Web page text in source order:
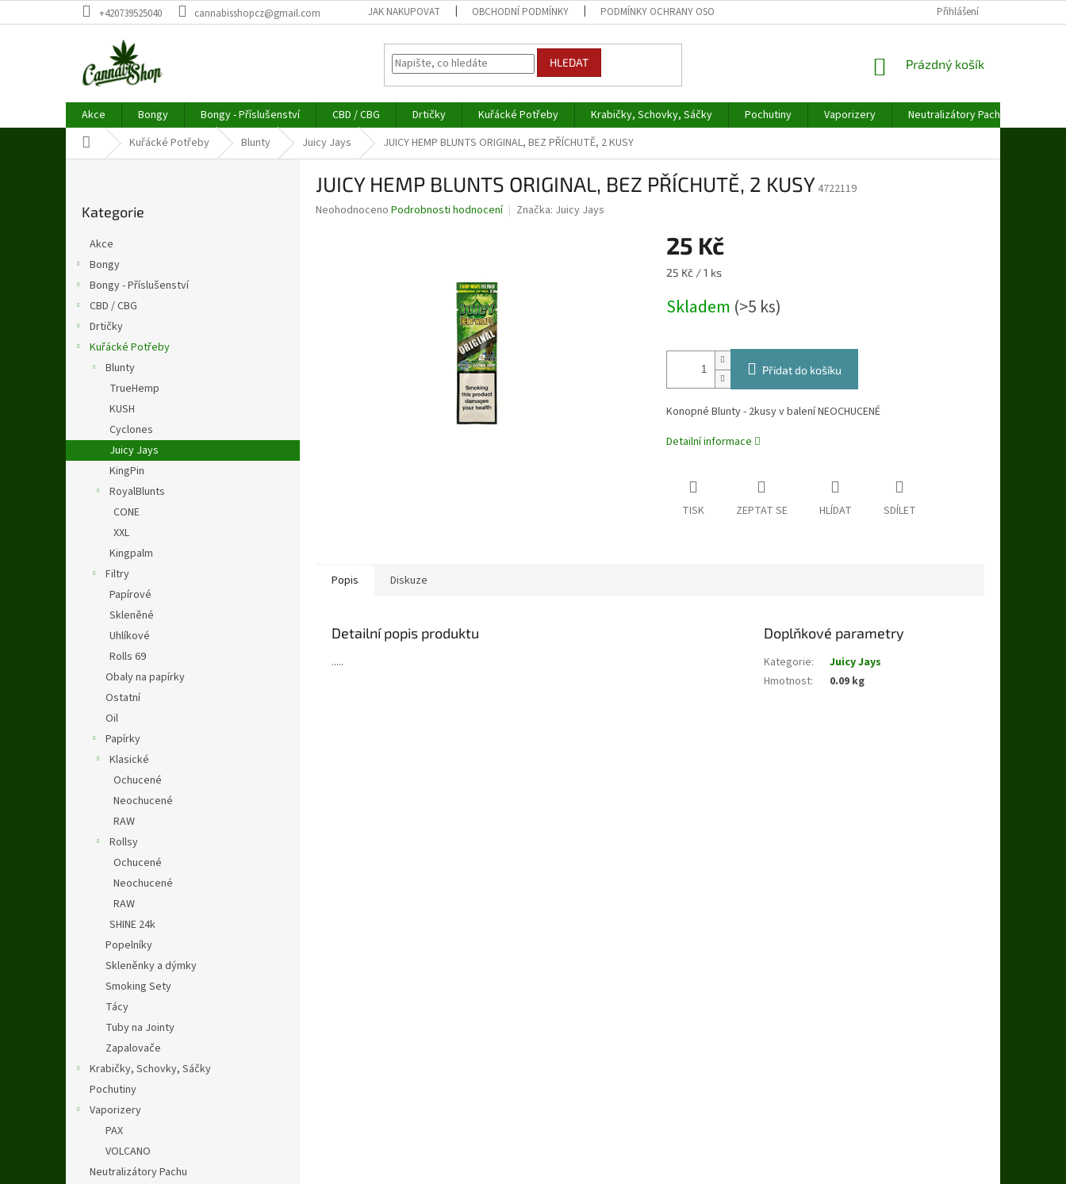
na
+420739525040 cannabisshopcz@gmail.com JAK NAKUPOVAT OBCHODNÍ PODMÍNKY PODMÍNKY OCHRANY OSOBNÍCH ÚDAJŮ Přihlášení
HLEDAT
NÁKUPNÍ
Prázdný košík
Akce Bongy Bongy - Příslušenství CBD / CBG Drtičky Kuřácké Potřeby Krabičky, Schovky, Sáčky Pochutiny Vaporizery Neutralizátory Pachu
Domů Kuřácké Potřeby Blunty Juicy Jays JUICY HEMP BLUNTS ORIGINAL, BEZ PŘÍCHUTĚ, 2 KUSY
kategorie
Kategorie
Akce
Bongy
Bongy - Příslušenství
CBD / CBG
Drtičky
Kuřácké Potřeby
Blunty
TrueHemp
KUSH
Cyclones
Juicy Jays
KingPin
RoyalBlunts
CONE
XXL
Kingpalm
Filtry
Papírové
Skleněné
Uhlíkové
Rolls 69
Obaly na papírky
Ostatní
Oil
Papírky
Klasické
Ochucené
Neochucené
RAW
Rollsy
Ochucené
Neochucené
RAW
SHINE 24k
Popelníky
Skleněnky a dýmky
Smoking Sety
Tácy
Tuby na Jointy
Zapalovače
Krabičky, Schovky, Sáčky
Pochutiny
Vaporizery
PAX
VOLCANO
Neutralizátory Pachu
JUICY HEMP BLUNTS ORIGINAL, BEZ PŘÍCHUTĚ, 2 KUSY 4722119
Průměrné
Neohodnoceno Podrobnosti hodnocení Značka: Juicy Jays
25 Kč
Měrná
25 Kč / 1 ks
Skladem (>5 ks)
Přidat do košíku
Konopné Blunty - 2kusy v balení NEOCHUCENÉ
Detailní informace
TISK ZEPTAT SE HLÍDAT SDÍLET
Popis Diskuze
Detailní popis produktu
.....
Doplňkové parametry
Kategorie:
Juicy Jays
Hmotnost: 0.09 kg